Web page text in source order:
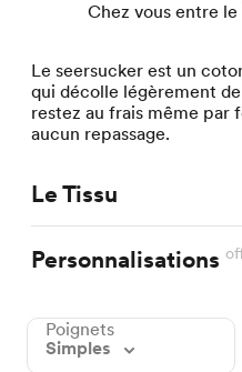
Chez vous entre
Le seersucker est un
qui décolle légèrement
restez au frais même
aucun repassage.
Le Tissu
Personnalisations
Poignets
Simples